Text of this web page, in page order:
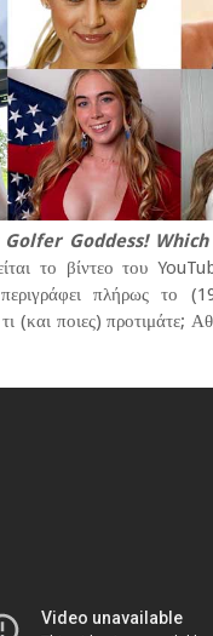
Golfer Goddess!
το βίντεο του
πλήρως το
(και ποιες) προτιμάτε;